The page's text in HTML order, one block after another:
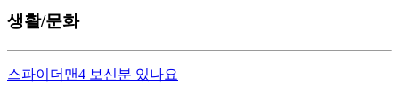
생활/문화
스파이더맨4 보신분 있나요